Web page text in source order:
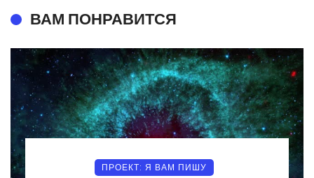
ВАМ ПОНРАВИТСЯ
ПРОЕКТ: Я ВАМ ПИШУ